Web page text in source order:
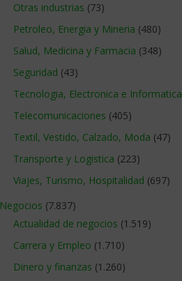
Otras industrias (73)
Petroleo, Energia y Mineria (480)
Salud, Medicina y Farmacia (348)
Seguridad (43)
Tecnologia, Electronica e Informatica
Telecomunicaciones (405)
Textil, Vestido, Calzado, Moda (47)
Transporte y Logistica (223)
Viajes, Turismo, Hospitalidad (697)
Negocios (7.837)
Actualidad de negocios (1.519)
Carrera y Empleo (1.710)
Dinero y finanzas (1.260)